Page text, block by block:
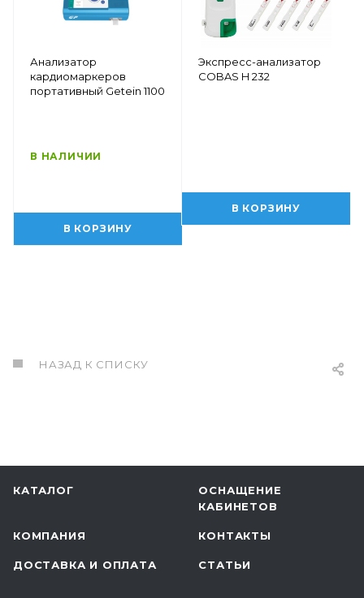
Анализатор
кардиомаркеров
портативный Getein 1100
В НАЛИЧИИ
В КОРЗИНУ
Экспресс-анализатор
COBAS H 232
В КОРЗИНУ
НАЗАД К СПИСКУ
КАТАЛОГ
ОСНАЩЕНИЕ
КАБИНЕТОВ
КОМПАНИЯ КОНТАКТЫ
ДОСТАВКА И ОПЛАТА СТАТЬИ